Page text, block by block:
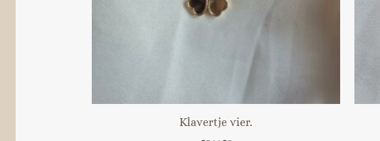
Klavertje vier.